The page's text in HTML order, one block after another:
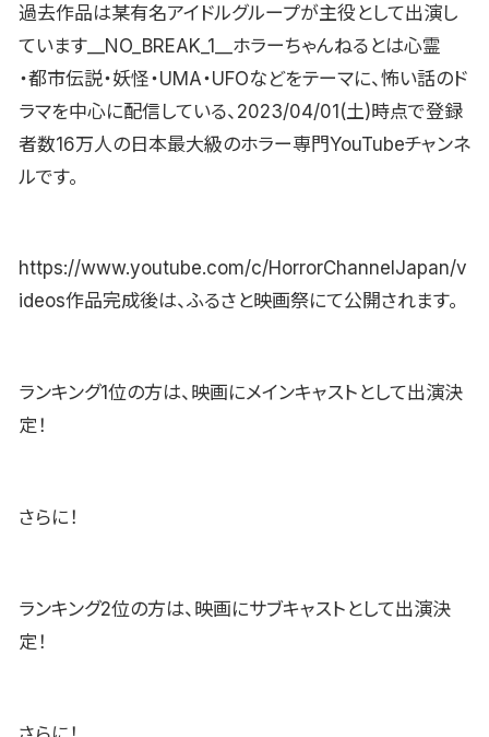
過去作品は某有名アイドルグループが主役として出演し
ています__NO_BREAK_1__ホラーちゃんねるとは心霊
・都市伝説・妖怪・UMA・UFOなどをテーマに、怖い話のド
ラマを中心に配信している、2023/04/01(土)時点で登録
者数16万人の日本最大級のホラー専門YouTubeチャンネ
ルです。
https://www.youtube.com/c/HorrorChannelJapan/v
ideos作品完成後は、ふるさと映画祭にて公開されます。
ランキング1位の方は、映画にメインキャストとして出演決
定！
さらに！
ランキング2位の方は、映画にサブキャストとして出演決
定！